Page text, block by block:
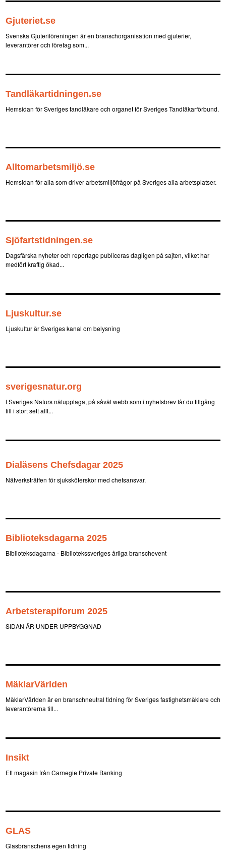
Gjuteriet.se
Svenska Gjuteriföreningen är en branschorganisation med gjuterier,
leverantörer och företag som...
Tandläkartidningen.se
Hemsidan för Sveriges tandläkare och organet för Sveriges Tandläkarförbund.
Alltomarbetsmiljö.se
Hemsidan för alla som driver arbetsmiljöfrågor på Sveriges alla arbetsplatser.
Sjöfartstidningen.se
Dagsfärska nyheter och reportage publiceras dagligen på sajten, vilket har
medfört kraftig ökad...
Ljuskultur.se
Ljuskultur är Sveriges kanal om belysning
sverigesnatur.org
I Sveriges Naturs nätupplaga, på såväl webb som i nyhetsbrev får du tillgång
till i stort sett allt...
Dialäsens Chefsdagar 2025
Nätverksträffen för sjuksköterskor med chefsansvar.
Biblioteksdagarna 2025
Biblioteksdagarna - Bibliotekssveriges årliga branschevent
Arbetsterapiforum 2025
SIDAN ÄR UNDER UPPBYGGNAD
MäklarVärlden
MäklarVärlden är en branschneutral tidning för Sveriges fastighetsmäklare och
leverantörerna till...
Insikt
Ett magasin från Carnegie Private Banking
GLAS
Glasbranschens egen tidning